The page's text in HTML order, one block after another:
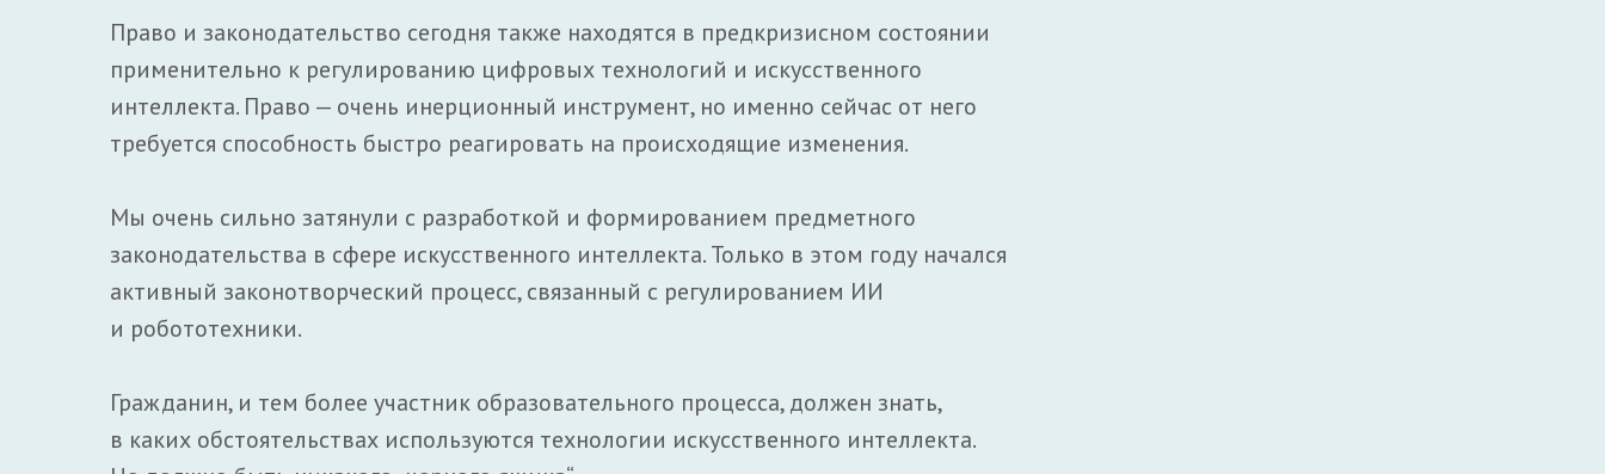
Право и законодательство сегодня также находятся в предкризисном состоянии
применительно к регулированию цифровых технологий и искусственного
интеллекта. Право — очень инерционный инструмент, но именно сейчас от него
требуется способность быстро реагировать на происходящие изменения.
Мы очень сильно затянули с разработкой и формированием предметного
законодательства в сфере искусственного интеллекта. Только в этом году начался
активный законотворческий процесс, связанный с регулированием ИИ
и робототехники.
Гражданин, и тем более участник образовательного процесса, должен знать,
в каких обстоятельствах используются технологии искусственного интеллекта.